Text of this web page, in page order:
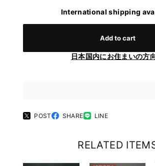
International shipping
Add to cart
日本国内にお住まいの方
POST SHARE LINE
RELATED